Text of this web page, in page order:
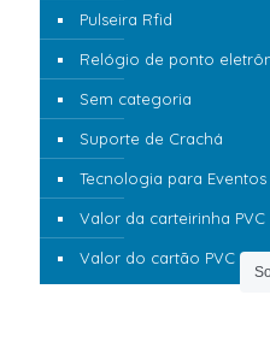
Pulseira Rfid
Relógio de ponto
Sem categoria
Suporte de Crachá
Tecnologia para Eventos
Valor da carteirinha PVC
Valor do cartão PVC BH